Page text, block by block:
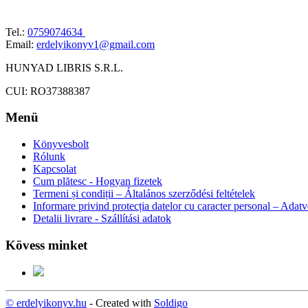
Tel.: 0759074634
Email: erdelyikonyv1@gmail.com
HUNYAD LIBRIS S.R.L.
CUI: RO37388387
Menü
Könyvesbolt
Rólunk
Kapcsolat
Cum plătesc - Hogyan fizetek
Termeni și condiții – Általános szerződési feltételek
Informare privind protecția datelor cu caracter personal –
Detalii livrare - Szállítási adatok
Kövess minket
© erdelyikonyv.hu - Created with Soldigo